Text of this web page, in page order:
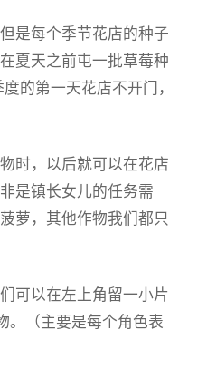
是每个季节花店的种子
夏天之前屯一批草莓种
的第一天花店不开门，
时，以后就可以在花店
是镇长女儿的任务需
萝，其他作物我们都只
可以在左上角留一小片
。（主要是每个角色表